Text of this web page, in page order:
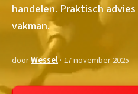
handelen. Praktisch
vakman.
doorWessel· 17 november 2025